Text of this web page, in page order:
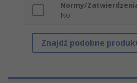
Normy/
No
Znajdź podobne